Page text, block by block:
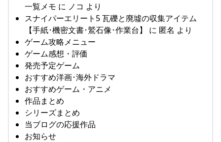
一覧メモ に ノコ より
スナイパーエリート5 瓦礫と廃墟の収集アイテム
【手紙･機密文書･鷲石像･作業台】 に 匿名 より
ゲーム攻略メニュー
ゲーム感想・評価
発売予定ゲーム
おすすめ洋画･海外ドラマ
おすすめゲーム・アニメ
作品まとめ
シリーズまとめ
当ブログの応援作品
お知らせ